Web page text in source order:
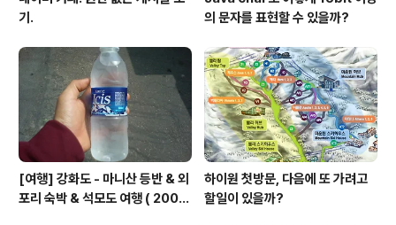
기.
의 문자를 표현할 수 있을까?
[여행] 강화도 - 마니산 등반 & 외
포리 숙박 & 석모도 여행 ( 2008
하이원 첫방문, 다음에 또 가려고
할일이 있을까?